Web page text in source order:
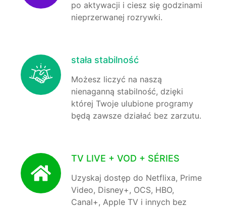
po aktywacji i ciesz się godzinami
nieprzerwanej rozrywki.
stała stabilność
Możesz liczyć na naszą
nienaganną stabilność, dzięki
której Twoje ulubione programy
będą zawsze działać bez zarzutu.
TV LIVE + VOD + SÉRIES
Uzyskaj dostęp do Netflixa, Prime
Video, Disney+, OCS, HBO,
Canal+, Apple TV i innych bez